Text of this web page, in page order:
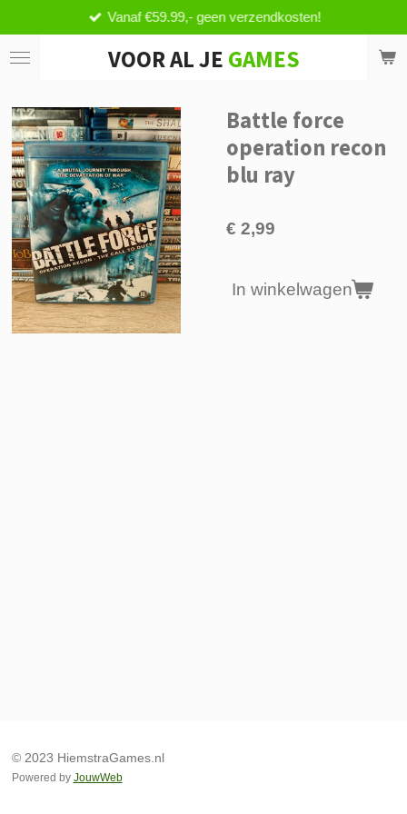
direct
naar
VOOR AL JE GAMES
Vanaf €59.99,- geen verzendkosten!
Battle force
operation recon
blu ray
€ 2,99
In winkelwagen
© 2023 HiemstraGames.nl
Powered by JouwWeb